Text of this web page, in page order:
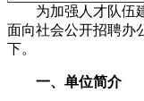
为加强人才队伍建
面向社会公开招聘办
下。
一、单位简介